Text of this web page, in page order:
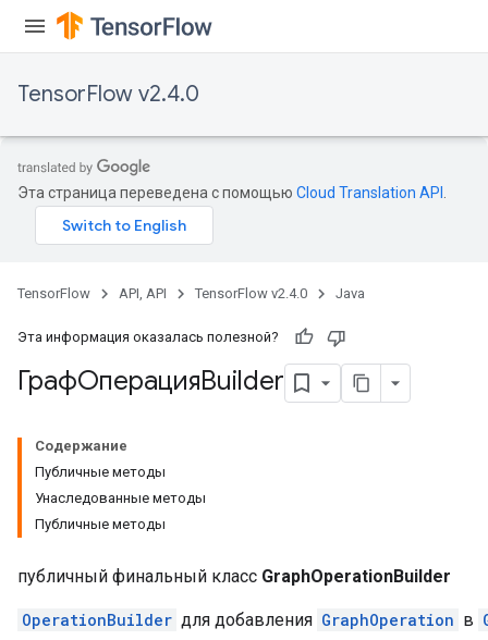
TensorFlow v2.4.0
Эта страница переведена с помощью Cloud Translation API
TensorFlow API, API TensorFlow v2.4.0 Java
Эта информация оказалась полезной?
ГрафОперацияBuilder
Содержание
Публичные методы
Унаследованные методы
Публичные методы
публичный финальный класс GraphOperationBuilder
OperationBuilder для добавления GraphOperation в